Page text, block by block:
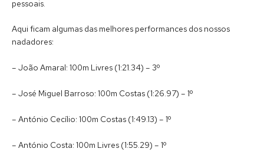
pessoais.
Aqui ficam algumas das melhores performances dos nossos
nadadores:
– João Amaral: 100m Livres (1:21.34) – 3º
– José Miguel Barroso: 100m Costas (1:26.97) – 1º
– António Cecílio: 100m Costas (1:49.13) – 1º
– António Costa: 100m Livres (1:55.29) – 1º